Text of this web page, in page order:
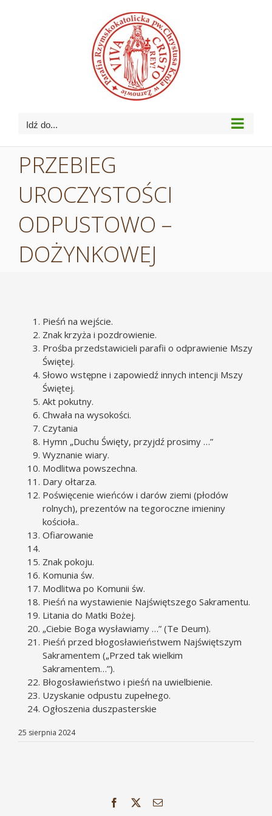
Idź do...
PRZEBIEG
UROCZYSTOŚCI
ODPUSTOWO –
DOŻYNKOWEJ
Pieśń na wejście.
Znak krzyża i pozdrowienie.
Prośba przedstawicieli parafii o odprawienie Mszy
Świętej.
Słowo wstępne i zapowiedź innych intencji Mszy
Świętej.
Akt pokutny.
Chwała na wysokości.
Czytania
Hymn „Duchu Święty, przyjdź prosimy …”
Wyznanie wiary.
Modlitwa powszechna.
Dary ołtarza.
Poświęcenie wieńców i darów ziemi (płodów
rolnych), prezentów na tegoroczne imieniny
kościoła..
Ofiarowanie
Znak pokoju.
Komunia św.
Modlitwa po Komunii św.
Pieśń na wystawienie Najświętszego Sakramentu.
Litania do Matki Bożej.
„Ciebie Boga wysławiamy …” (Te Deum).
Pieśń przed błogosławieństwem Najświętszym
Sakramentem („Przed tak wielkim
Sakramentem…”).
Błogosławieństwo i pieśń na uwielbienie.
Uzyskanie odpustu zupełnego.
Ogłoszenia duszpasterskie
25 sierpnia 2024
Facebook Email